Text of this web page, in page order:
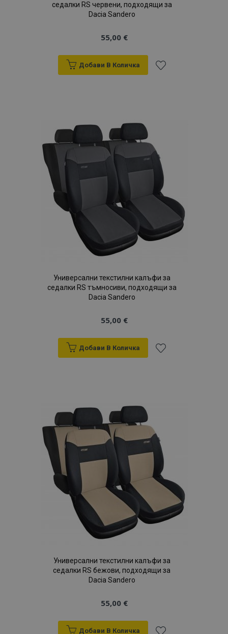
седалки RS червени, подходящи за
Dacia Sandero
55,00 €
Добави В Количка
желани
продукти
Универсални текстилни калъфи за
седалки RS тъмносиви, подходящи за
Dacia Sandero
55,00 €
Добави В Количка
желани
продукти
Универсални текстилни калъфи за
седалки RS бежови, подходящи за
Dacia Sandero
55,00 €
Добави В Количка